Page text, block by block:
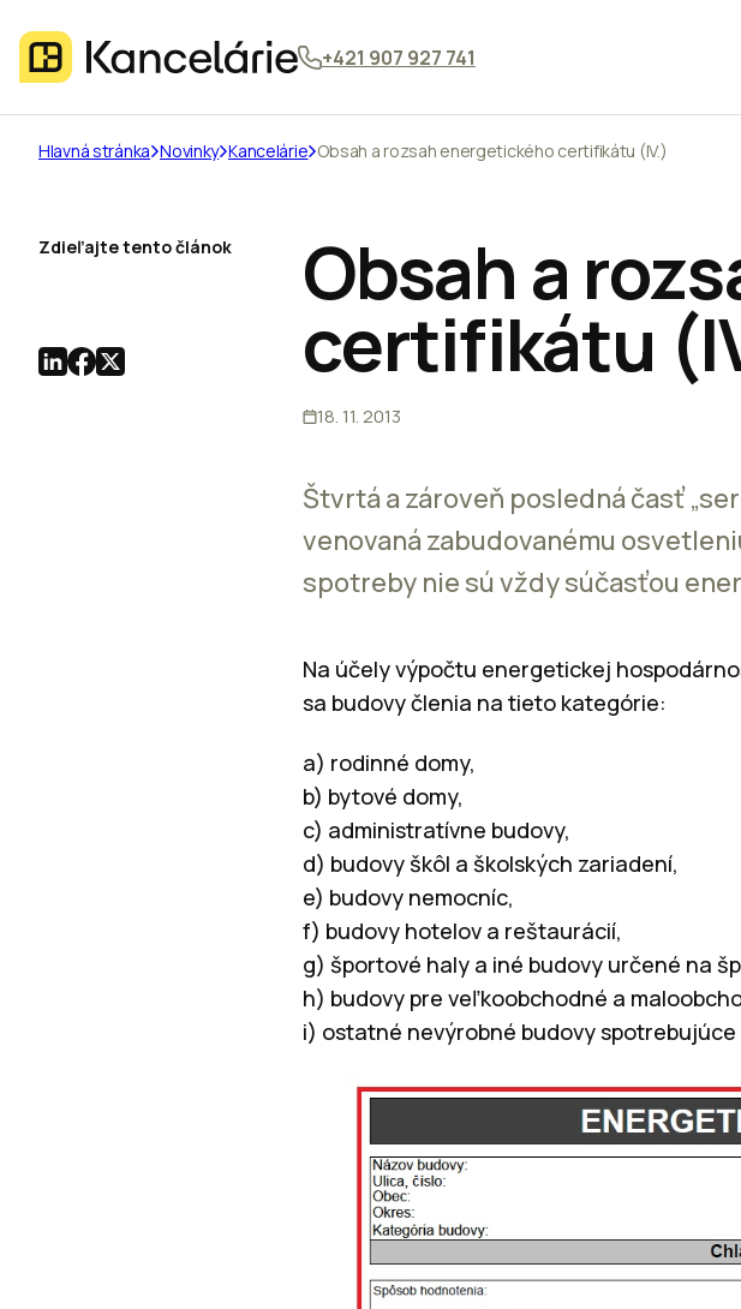
+421 907 927 741
Hlavná stránka Novinky Kancelárie Obsah a rozsah energetického certifikátu (IV.)
Obsah a
certifikátu
18. 11. 2013
Štvrtá a zároveň posledná časť
venovaná zabudovanému
spotreby nie sú vždy súčasťou
Na účely výpočtu energetickej
sa budovy členia na tieto kategórie:
a) rodinné domy,
b) bytové domy,
c) administratívne budovy,
d) budovy škôl a školských zariadení,
e) budovy nemocníc,
f) budovy hotelov a reštaurácií,
g) športové haly a iné budovy určené na
h) budovy pre veľkoobchodné a
i) ostatné nevýrobné budovy
Zdieľajte tento článok